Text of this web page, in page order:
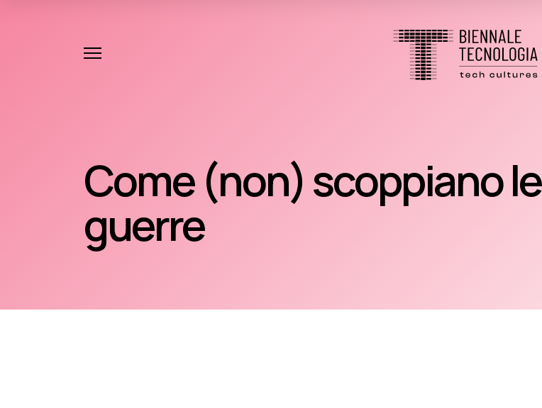
Come (non) scoppiano le
guerre